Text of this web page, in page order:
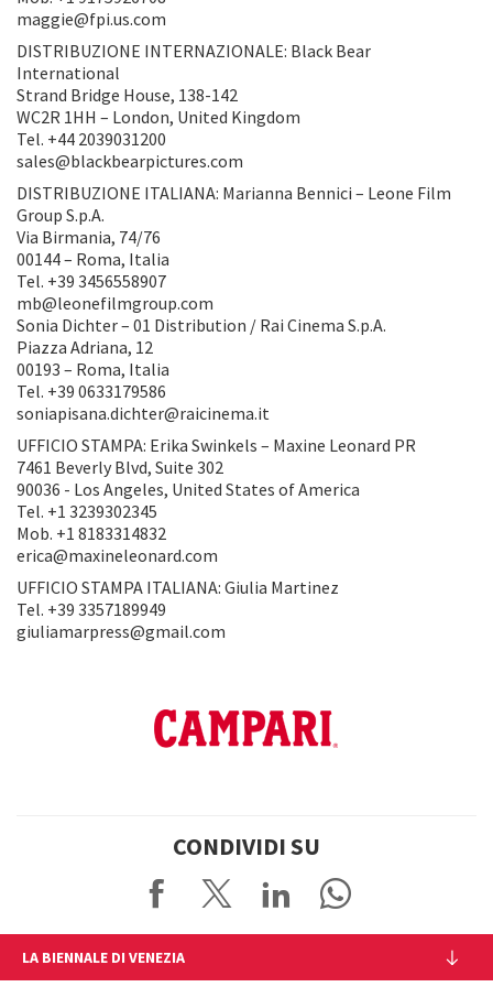
maggie@fpi.us.com
DISTRIBUZIONE INTERNAZIONALE: Black Bear
International
Strand Bridge House, 138-142
WC2R 1HH – London, United Kingdom
Tel. +44 2039031200
sales@blackbearpictures.com
DISTRIBUZIONE ITALIANA: Marianna Bennici – Leone Film
Group S.p.A.
Via Birmania, 74/76
00144 – Roma, Italia
Tel. +39 3456558907
mb@leonefilmgroup.com
Sonia Dichter – 01 Distribution / Rai Cinema S.p.A.
Piazza Adriana, 12
00193 – Roma, Italia
Tel. +39 0633179586
soniapisana.dichter@raicinema.it
UFFICIO STAMPA: Erika Swinkels – Maxine Leonard PR
7461 Beverly Blvd, Suite 302
90036 - Los Angeles, United States of America
Tel. +1 3239302345
Mob. +1 8183314832
erica@maxineleonard.com
UFFICIO STAMPA ITALIANA: Giulia Martinez
Tel. +39 3357189949
giuliamarpress@gmail.com
CONDIVIDI SU
LA BIENNALE DI VENEZIA